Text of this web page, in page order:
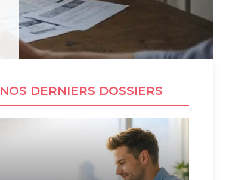
NOS DERNIERS DOSSIERS